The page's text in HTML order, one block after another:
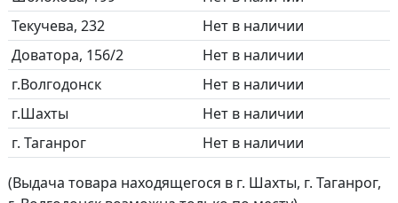
Текучева, 232
Нет в наличии
Доватора, 156/2
Нет в наличии
г.Волгодонск
Нет в наличии
г.Шахты
Нет в наличии
г. Таганрог
Нет в наличии
(Выдача товара находящегося в г. Шахты, г. Таганрог,